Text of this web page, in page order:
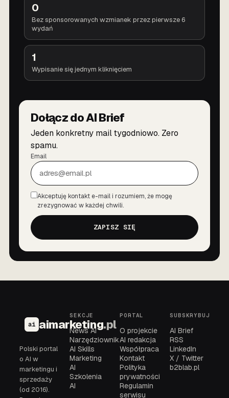
0
Bez sponsorowanych wzmianek przez pierwsze 6
wydań
1
Wypisanie się jednym kliknięciem
Dołącz do AI Brief
Jeden konkretny mail tygodniowo. Zero
spamu.
Email
Zgoda
Akceptuję kontakt e-mail i rozumiem, że mogę
zrezygnować w każdej chwili.
ZAPISZ SIĘ
ai aimarketing.pl
Polski portal
o AI w
marketingu i
sprzedaży
(od 2016).
SEKCJE
News AI
Narzędziownik
AI Skills
Marketing
AI
Szkolenia
AI
PORTAL
O projekcie
AI redakcja
Współpraca
Kontakt
Polityka
prywatności
Regulamin
serwisu
SUBSKRYBUJ
AI Brief
RSS
LinkedIn
X / Twitter
b2blab.pl